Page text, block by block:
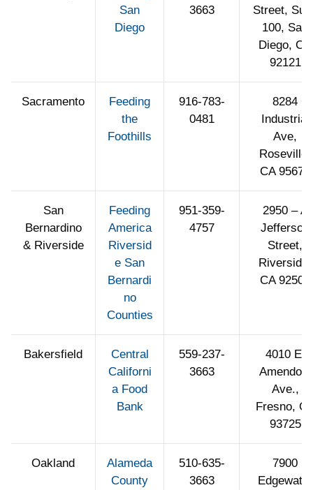
San
Diego
3663
Street,
100, San
Diego, CA
92121
Sacramento
Feeding
the
Foothills
916-783-
0481
8284
Industrial
Ave,
Roseville,
CA 95678
San
Bernardino
& Riverside
Feeding
America
Riversid
e San
Bernardi
no
Counties
951-359-
4757
2950 – A
Jefferson
Street,
Riverside,
CA 92504
Bakersfield
Central
Californi
a Food
Bank
559-237-
3663
4010 E.
Amendola
Ave.,
Fresno,
93725
Oakland
Alameda
County
510-635-
3663
7900
Edgewater